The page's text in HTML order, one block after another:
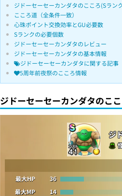
ジドーセーセーカンダタのこころ(Sラン
こころ道（全条件一致）
心珠ポイント交換効率とGU必要数
Sランクの必要個数
ジドーセーセーカンダタのレビュー
ジドーセーセーカンダタの基本情報
ジドーセーセーカンダタに関する記事
5周年前夜祭のこころ情報
ジドーセーセーカンダタのこ
ジ
最大HP
36
最大MP
14